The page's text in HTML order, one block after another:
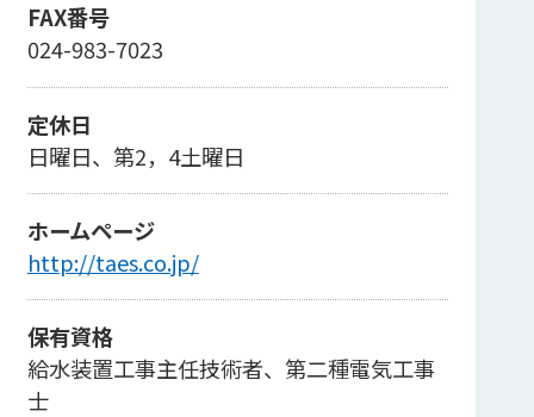
FAX番号
024-983-7023
定休日
日曜日、第2，4土曜日
ホームページ
http://taes.co.jp/
保有資格
給水装置工事主任技術者、第二種電気工事
士